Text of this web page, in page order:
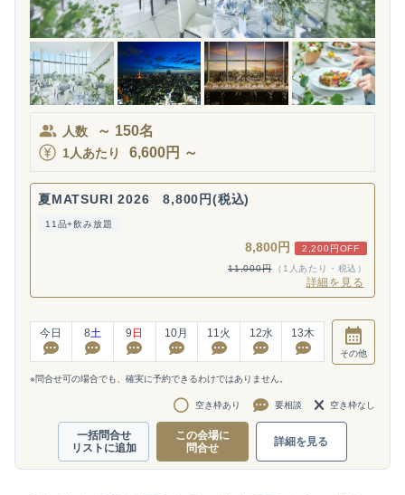
人数 ～ 150名
1人あたり 6,600円 ～
夏MATSURI 2026 8,800円(税込)
11品+飲み放題
8,800円
2,200円OFF
11,000円
（1人あたり・税込）
詳細を見る
今日 8土 9 日 10月 11火 12水 13木
その他
※問合せ可の場合でも、確実に予約できるわけではありません。
空き枠あり 要相談 空き枠なし
一括問合せ
リストに追加
この会場に
問合せ
詳細を見る